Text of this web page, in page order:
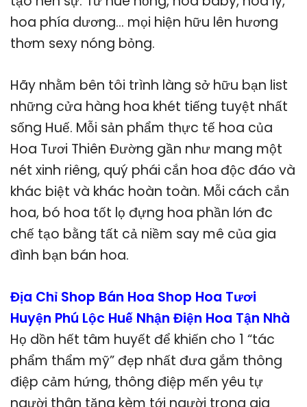
hoa phía dương… mọi hiện hữu lên hương
thơm sexy nóng bỏng.
Hãy nhằm bên tôi trình làng sở hữu bạn list
những cửa hàng hoa khét tiếng tuyệt nhất
sống Huế. Mỗi sản phẩm thực tế hoa của
Hoa Tươi Thiên Đường gần như mang một
nét xinh riêng, quý phái cắn hoa độc đáo và
khác biệt và khác hoàn toàn. Mỗi cách cắn
hoa, bó hoa tốt lọ đựng hoa phần lớn đc
chế tạo bằng tất cả niềm say mê của gia
đình bạn bán hoa.
Địa Chỉ Shop Bán Hoa Shop Hoa Tươi
Huyện Phú Lộc Huế Nhận Điện Hoa Tận Nhà
Họ dồn hết tâm huyết để khiến cho 1 “tác
phẩm thẩm mỹ” đẹp nhất đưa gắm thông
điệp cảm hứng, thông điệp mến yêu tự